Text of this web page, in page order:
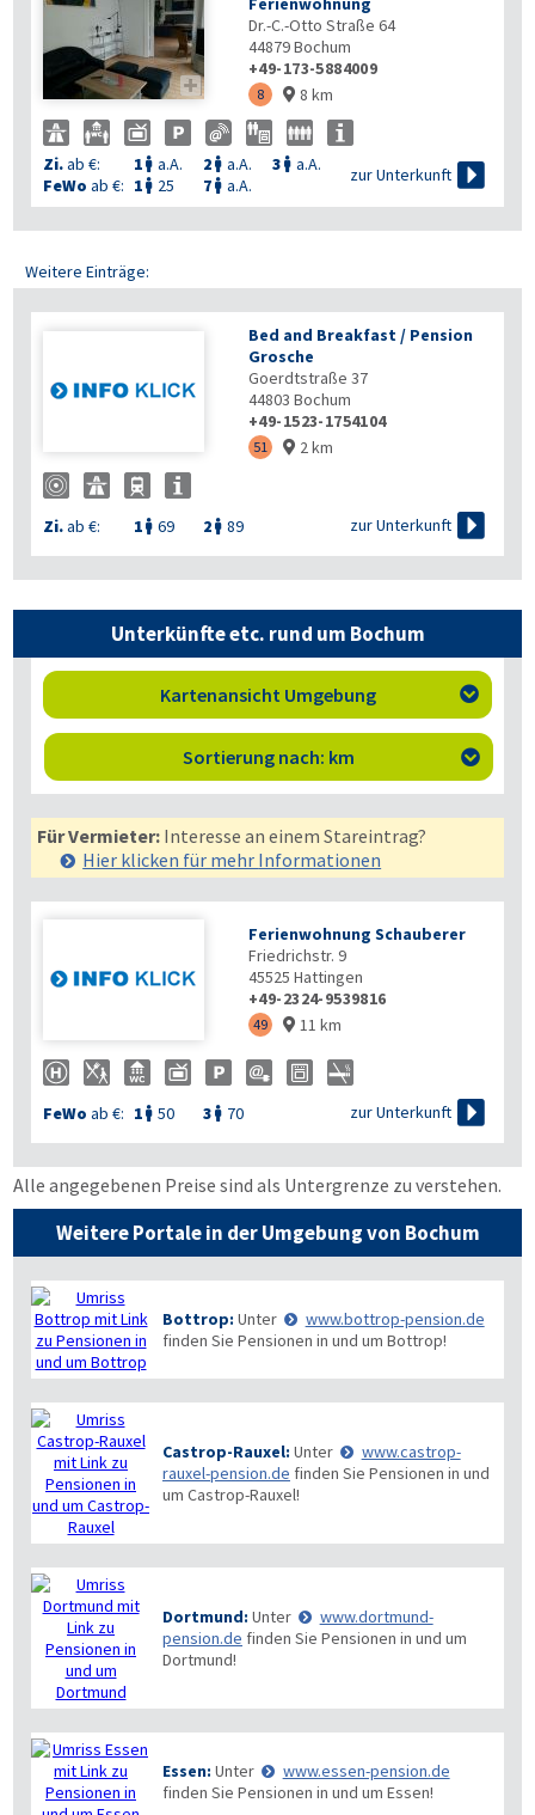

Dr.-C.-Otto Straße 64
44879Bochum
+49-173-5884009
8  8 km
Zi.ab €: 1  a.A. 2  a.A. 3  a.A.
FeWo ab €: 1  25 7  a.A.
zur Unterkunft 
Weitere Einträge:
Bed and Breakfast / Pension
Grosche
Goerdtstraße 37
44803 Bochum
+49-1523-1754104
51  2 km
Zi.ab €: 1  69 2  89 zur Unterkunft 
Unterkünfte etc. rund um Bochum
Kartenansicht Umgebung 
Sortierung nach: km 
Für Vermieter: Interesse an einem Stareintrag?
Hier klicken für mehr Informationen
Ferienwohnung Schauberer
Friedrichstr. 9
45525 Hattingen
+49-2324-9539816
49  11 km
FeWo ab €: 1  50 3  70 zur Unterkunft 
Alle angegebenen Preise sind als Untergrenze zu verstehen.
Weitere Portale in der Umgebung von Bochum
Bottrop: Unter
www.bottrop-pension.de
finden Sie Pensionen in und um Bottrop!
Castrop-Rauxel: Unter
www.castrop-
rauxel-pension.de finden Sie Pensionen in und
um Castrop-Rauxel!
Dortmund: Unter
www.dortmund-
pension.de finden Sie Pensionen in und um
Dortmund!
Essen: Unter
www.essen-pension.de
finden Sie Pensionen in und um Essen!